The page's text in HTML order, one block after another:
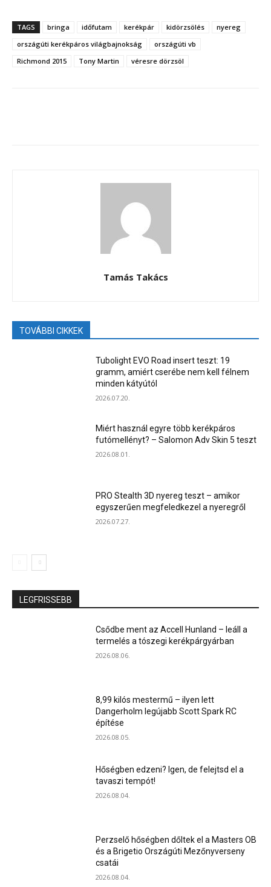
TAGS bringa időfutam kerékpár kidörzsölés
nyereg
országúti kerékpáros világbajnokság
országúti vb
Richmond 2015
Tony Martin véresre dörzsöl
Tamás Takács
TOVÁBBI CIKKEK
Tubolight EVO Road insert teszt: 19
gramm, amiért cserébe nem kell félnem
minden kátyútól
2026.07.20.
Miért használ egyre több kerékpáros
futómellényt? – Salomon Adv Skin 5 teszt
2026.08.01.
PRO Stealth 3D nyereg teszt – amikor
egyszerűen megfeledkezel a nyeregről
2026.07.27.
LEGFRISSEBB
Csődbe ment az Accell Hunland – leáll a
termelés a tószegi kerékpárgyárban
2026.08.06.
8,99 kilós mestermű – ilyen lett
Dangerholm legújabb Scott Spark RC
építése
2026.08.05.
Hőségben edzeni? Igen, de felejtsd el a
tavaszi tempót!
2026.08.04.
Perzselő hőségben dőltek el a Masters OB
és a Brigetio Országúti Mezőnyverseny
csatái
2026.08.04.